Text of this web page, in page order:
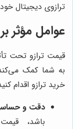
ترازوی دیجیتال
عوامل مؤثر
قیمت ترازو تحت
به شما کمک
خرید ترازو اقدام
دقت و
باشد،